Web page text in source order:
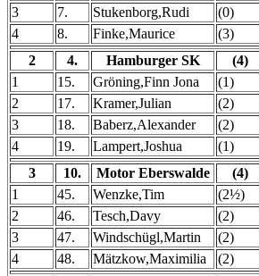
3
7. Stukenborg,Rudi (0)
4
8. Finke,Maurice (3)
2
4. Hamburger SK (4)
1
15. Gröning,Finn Jona (1)
2
17. Kramer,Julian (2)
3
18. Baberz,Alexander (2)
4
19. Lampert,Joshua (1)
3
10. Motor Eberswalde (4)
1
45. Wenzke,Tim (2½)
2
46. Tesch,Davy (2)
3
47. Windschügl,Martin (2)
4
48. Mätzkow,Maximilia (2)